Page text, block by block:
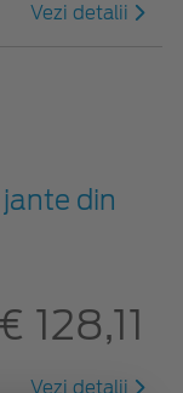
Vezi detalii
din
€ 128,11
Vezi detalii